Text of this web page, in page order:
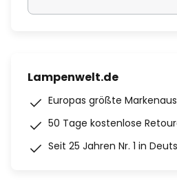
Lampenwelt.de
Europas größte
50 Tage kostenlose
Seit 25 Jahren Nr. 1 in